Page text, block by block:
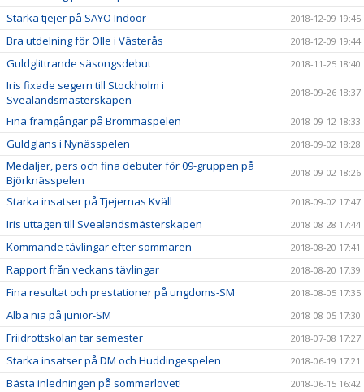
Starka tjejer på SAYO Indoor 2018-12-09 19:45
Bra utdelning för Olle i Västerås 2018-12-09 19:44
Guldglittrande säsongsdebut 2018-11-25 18:40
Iris fixade segern till Stockholm i
Svealandsmästerskapen
2018-09-26 18:37
Fina framgångar på Brommaspelen 2018-09-12 18:33
Guldglans i Nynässpelen 2018-09-02 18:28
Medaljer, pers och fina debuter för 09-gruppen på
Björknässpelen
2018-09-02 18:26
Starka insatser på Tjejernas Kväll 2018-09-02 17:47
Iris uttagen till Svealandsmästerskapen 2018-08-28 17:44
Kommande tävlingar efter sommaren 2018-08-20 17:41
Rapport från veckans tävlingar 2018-08-20 17:39
Fina resultat och prestationer på ungdoms-SM 2018-08-05 17:35
Alba nia på junior-SM 2018-08-05 17:30
Friidrottskolan tar semester 2018-07-08 17:27
Starka insatser på DM och Huddingespelen 2018-06-19 17:21
Bästa inledningen på sommarlovet! 2018-06-15 16:42